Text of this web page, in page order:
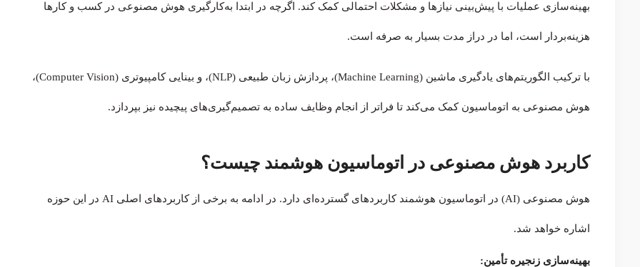
بهینه‌سازی عملیات با پیش‌بینی نیازها و مشکلات احتمالی کمک کند. اگرچه در ابتدا به‌کارگیری هوش مصنوعی در کسب‌ و کارها
هزینه‌بردار است، اما در دراز مدت بسیار به‌ صرفه‌ است.
با ترکیب الگوریتم‌های یادگیری ماشین (Machine Learning)، پردازش زبان طبیعی (NLP)، و بینایی کامپیوتری (Computer Vision)،
هوش مصنوعی به اتوماسیون کمک می‌کند تا فراتر از انجام وظایف ساده به تصمیم‌گیری‌های پیچیده نیز بپردازد.
کاربرد هوش مصنوعی در اتوماسیون هوشمند چیست؟
هوش مصنوعی (AI) در اتوماسیون هوشمند کاربردهای گسترده‌ای دارد. در ادامه به برخی از کاربردهای اصلی AI در این حوزه
اشاره خواهد شد.
بهینه‌سازی زنجیره تأمین: